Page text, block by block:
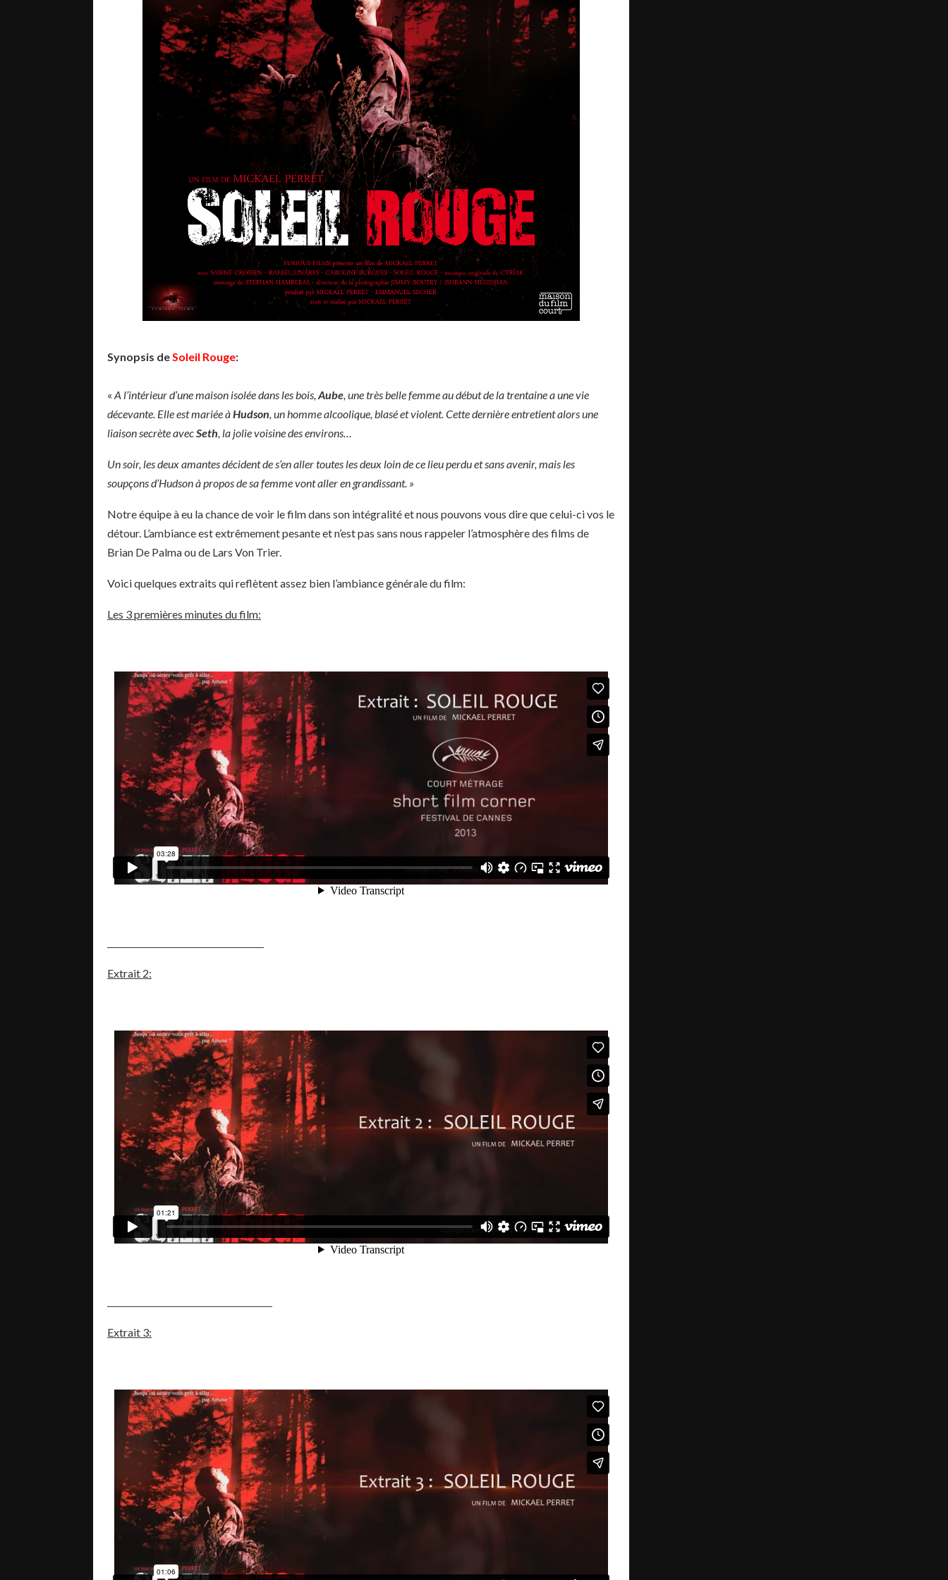
Synopsis de Soleil Rouge:
« A l’intérieur d’une maison isolée dans les bois, Aube , une très belle femme au début de la trentaine a une vie
décevante. Elle est mariée àHudson , un homme alcoolique, blasé et violent. Cette dernière entretient alors une
liaison secrète avecSeth , la jolie voisine des environs…
Un soir, les deux amantes décident de s’en aller toutes les deux loin de ce lieu perdu et sans avenir, mais les
soupçons d’Hudson à propos de sa femme vont aller en grandissant. »
Notre équipe à eu la chance de voir le film dans son intégralité et nous pouvons vous dire que celui-ci vos le
détour. L’ambiance est extrêmement pesante et n’est pas sans nous rappeler l’atmosphère des films de
Brian De Palma ou de Lars Von Trier.
Voici quelques extraits qui reflètent assez bien l’ambiance générale du film:
Les 3 premières minutes du film:
Extrait 2:
Extrait 3: